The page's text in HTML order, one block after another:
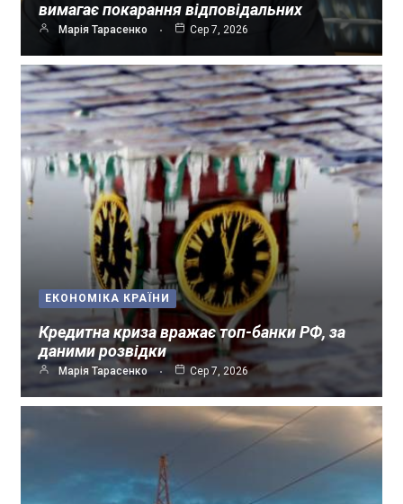
вимагає покарання відповідальних
Марія Тарасенко Сер 7, 2026
ЕКОНОМІКА КРАЇНИ
Кредитна криза вражає топ-банки РФ, за
даними розвідки
Марія Тарасенко Сер 7, 2026